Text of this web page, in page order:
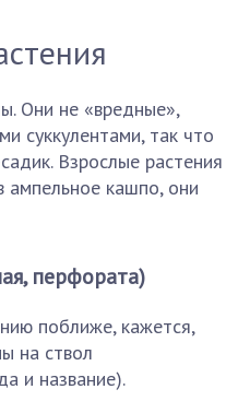
Они не «вредные»,
суккулентами, так что
Взрослые растения
кашпо, они
перфората)
поближе, кажется,
на ствол
и название).